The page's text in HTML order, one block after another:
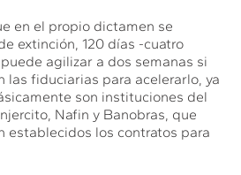
en el propio dictamen se
extinción, 120 días -cuatro
agilizar a dos semanas si
las fiduciarias para acelerarlo, ya
son instituciones del
Nafin y Banobras, que
establecidos los contratos para